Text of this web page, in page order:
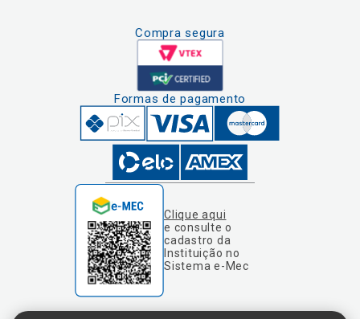
Compra segura
Formas de pagamento
Clique aqui
e consulte o
cadastro da
Instituição no
Sistema e-Mec